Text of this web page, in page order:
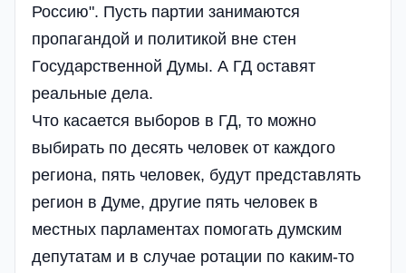
Россию". Пусть партии занимаются
пропагандой и политикой вне стен
Государственной Думы. А ГД оставят
реальные дела.
Что касается выборов в ГД, то можно
выбирать по десять человек от каждого
региона, пять человек, будут представлять
регион в Думе, другие пять человек в
местных парламентах помогать думским
депутатам и в случае ротации по каким-то